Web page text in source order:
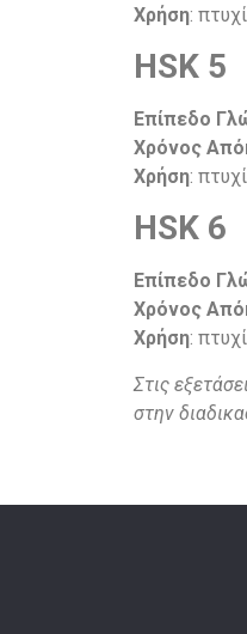
Χρήση:
HSK 5
Επίπεδο
Χρόνος
Χρήση:
HSK 6
Επίπεδο
Χρόνος
Χρήση:
Στις
στην